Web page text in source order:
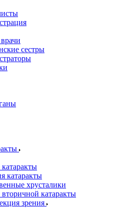
сестры
катаракты
хрусталики
катаракты
зрения